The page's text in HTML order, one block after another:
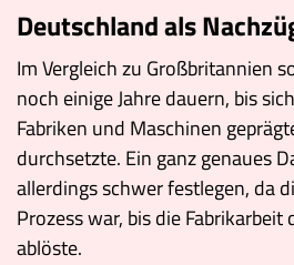
Deutschland als
Im Vergleich zu Großbritannien
noch einige Jahre dauern, bis
Fabriken und Maschinen
durchsetzte. Ein ganz genaues
allerdings schwer festlegen, da
Prozess war, bis die
ablöste.